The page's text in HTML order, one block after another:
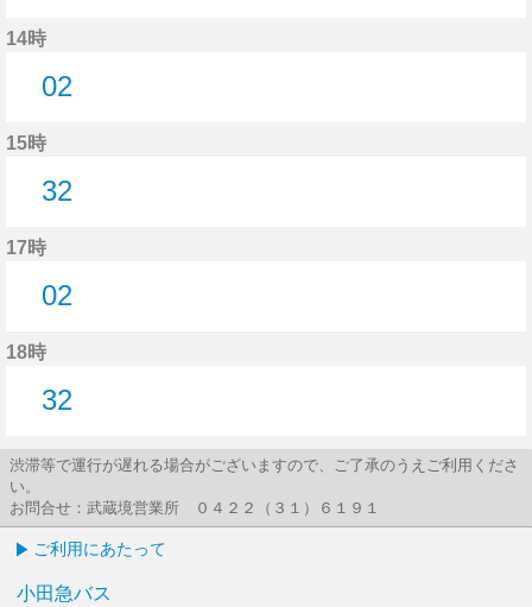
14時
02
15時
32
17時
02
18時
32
渋滞等で運行が遅れる場合がございますので、ご了承のうえご利用くださ
い。
お問合せ：武蔵境営業所 ０４２２（３１）６１９１
ご利用にあたって
小田急バス